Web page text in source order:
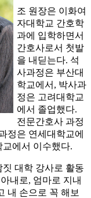
조 원장은 이화여
자대학교 간호학
과에 입학하면서
간호사로서 첫발
을 내딛는다. 석
사과정은 부산대
학교에서, 박사과
정은 고려대학교
에서 졸업했다.
전문간호사 과정
정은 연세대학교에
에서 이수했다.
대학 강사로 활동
내로, 엄마로 지내
내 손으로 꼭 해보